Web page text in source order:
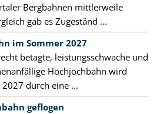
Bergbahnen mittlerweile
gab es Zugeständ ...
im Sommer 2027
betagte, leistungsschwache und
Hochjochbahn wird
durch eine ...
geflogen